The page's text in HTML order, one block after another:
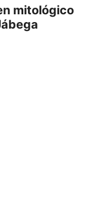
mitológico